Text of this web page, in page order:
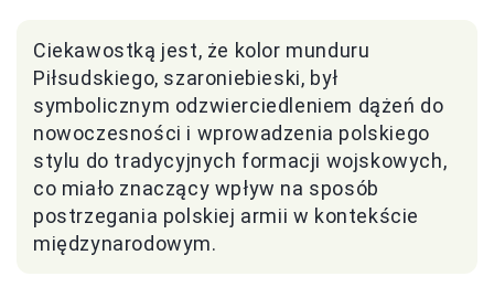
Ciekawostką jest, że kolor munduru
Piłsudskiego, szaroniebieski, był
symbolicznym odzwierciedleniem dążeń do
nowoczesności i wprowadzenia polskiego
stylu do tradycyjnych formacji wojskowych,
co miało znaczący wpływ na sposób
postrzegania polskiej armii w kontekście
międzynarodowym.